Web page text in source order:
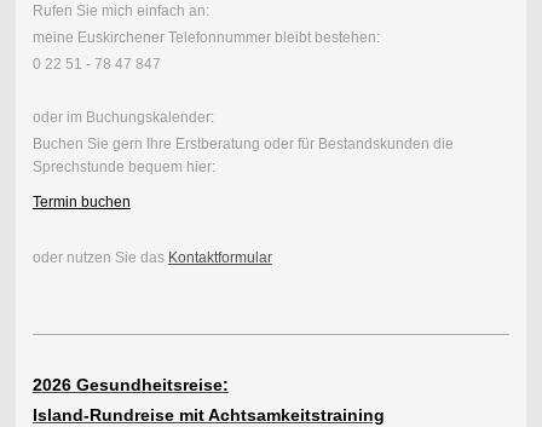
Rufen Sie mich einfach an:
meine Euskirchener Telefonnummer bleibt bestehen:
0 22 51 - 78 47 847
oder im Buchungskalender:
Buchen Sie gern Ihre Erstberatung oder für Bestandskunden die
Sprechstunde bequem hier:
Termin buchen
oder nutzen Sie das Kontaktformular
2026 Gesundheitsreise:
Island-Rundreise mit Achtsamkeitstraining